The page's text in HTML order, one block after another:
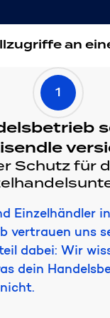
an
1
Schutz für
Einzelhändler
vertrauen uns
dabei: Wir
dein